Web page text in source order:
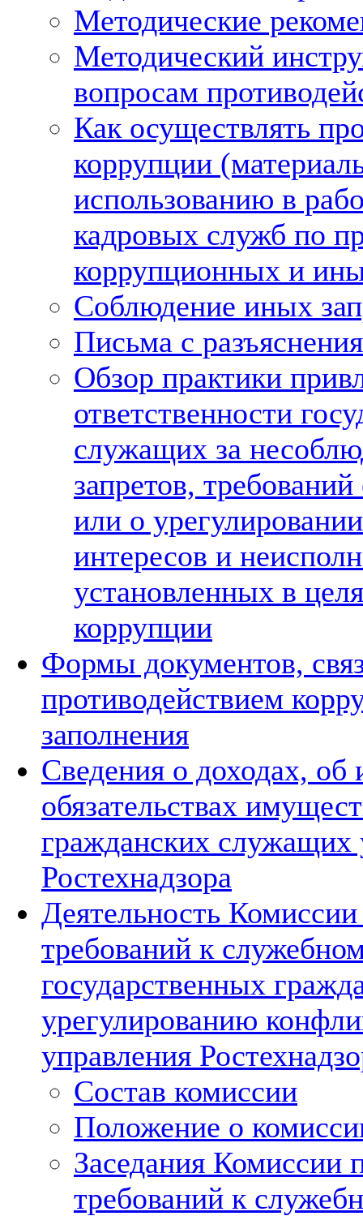
Методические
Методический
вопросам
Как осуществлять
коррупции
использованию в
кадровых служб по
коррупционных и
Соблюдение иных
Письма с
Обзор практики
ответственности
служащих за
запретов,
или о
интересов и
установленных в
коррупции
Формы документов,
противодействием
заполнения
Сведения о доходах,
обязательствах
гражданских служащих
Ростехнадзора
Деятельность
требований к
государственных
урегулированию
управления
Состав комиссии
Положение о
Заседания Комиссии
требований к